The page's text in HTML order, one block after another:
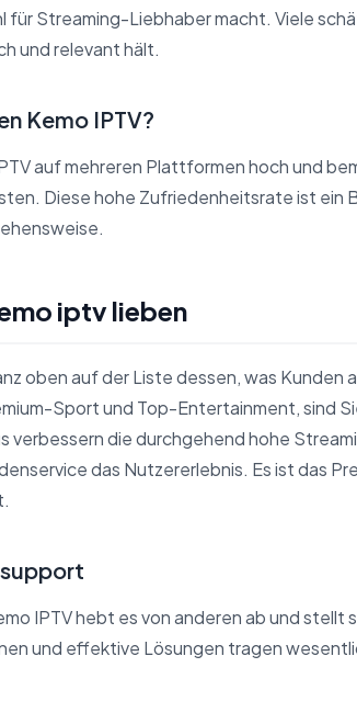
für Streaming-Liebhaber macht. Viele
und relevant hält.
Kemo IPTV?
auf mehreren Plattformen hoch und
Diese hohe Zufriedenheitsrate ist ein
iptv lieben
oben auf der Liste dessen, was Kunden
Sport und Top-Entertainment, sind
verbessern die durchgehend hohe
das Nutzererlebnis. Es ist das
IPTV hebt es von anderen ab und stellt
und effektive Lösungen tragen